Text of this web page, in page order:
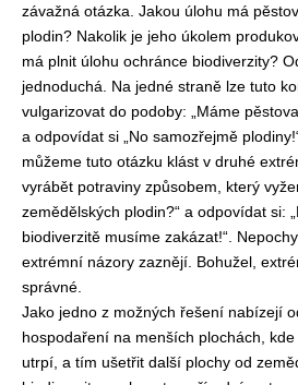
závažná otázka. Jakou úlohu má
plodin? Nakolik je jeho úkolem
má plnit úlohu ochránce biodiverzity?
jednoduchá. Na jedné straně lze tuto
vulgarizovat do podoby: „Máme
a odpovídat si „No samozřejmě
můžeme tuto otázku klást v druhé
vyrábět potraviny způsobem, který
zemědělských plodin?“ a odpovídat si:
biodiverzitě musíme zakázat!“.
extrémní názory zaznějí. Bohužel,
správné.
Jako jedno z možných řešení nabízejí
hospodaření na menších plochách,
utrpí, a tím ušetřit další plochy od